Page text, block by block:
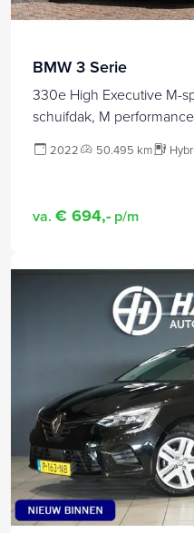
BMW 3 Serie
330e High Executive M-
schuifdak, M
2022 50.495 km
va. € 694,- p/m